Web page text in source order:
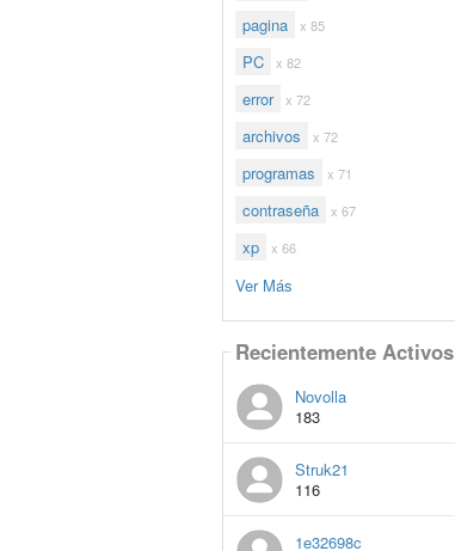
pagina x 85
PC x 82
error x 72
archivos x 72
programas x 71
contraseña x 67
xp x 66
Ver Más
Recientemente Activos
Novolla
183
Struk21
116
1e32698c